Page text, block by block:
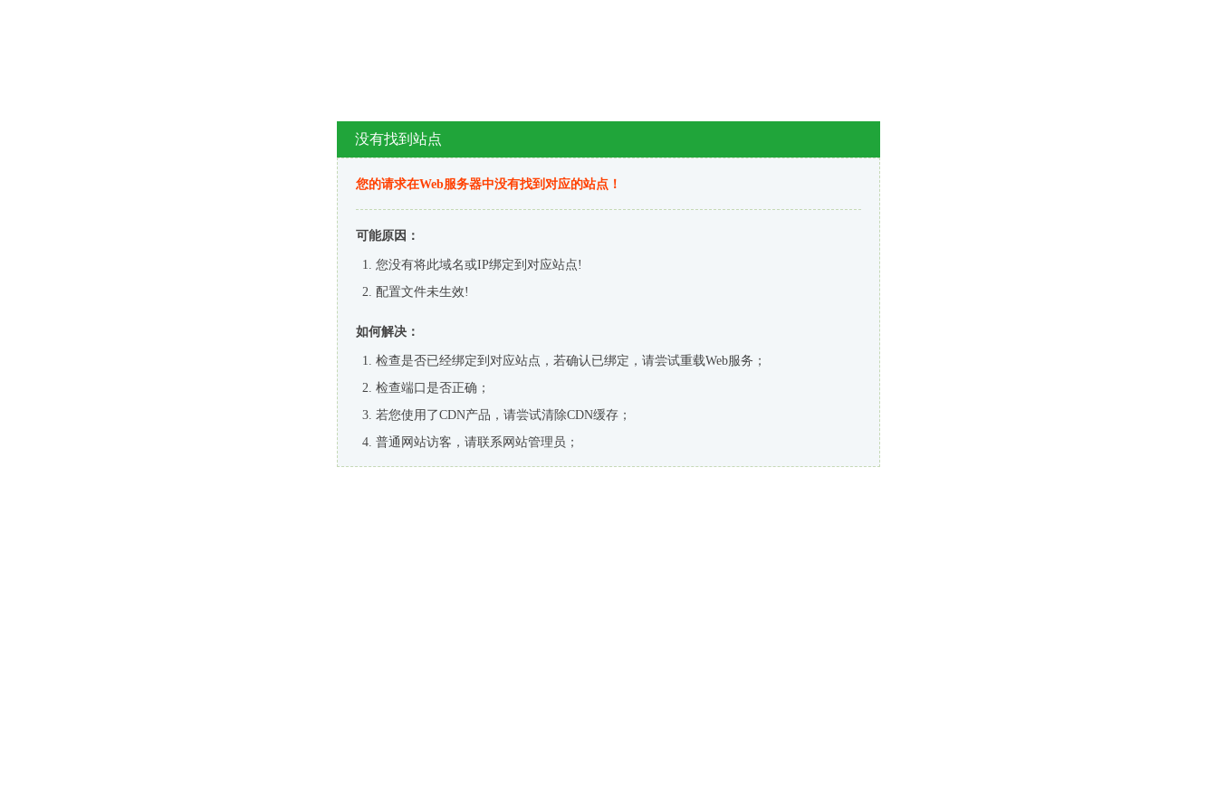
没有找到站点
您的请求在Web服务器中没有找到对应的站点！
可能原因：
您没有将此域名或IP绑定到对应站点!
配置文件未生效!
如何解决：
检查是否已经绑定到对应站点，若确认已绑定，请尝试重载Web服务；
检查端口是否正确；
若您使用了CDN产品，请尝试清除CDN缓存；
普通网站访客，请联系网站管理员；